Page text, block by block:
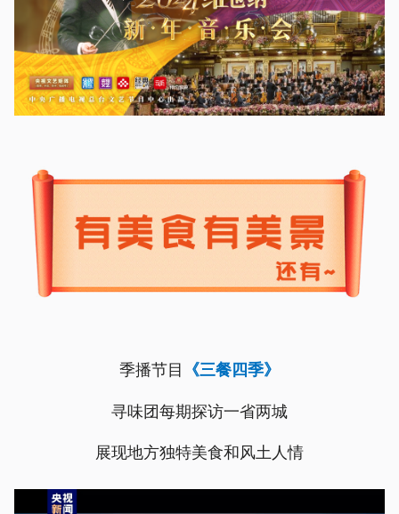
季播节目 《三餐四季》
寻味团每期探访一省两城
展现地方独特美食和风土人情